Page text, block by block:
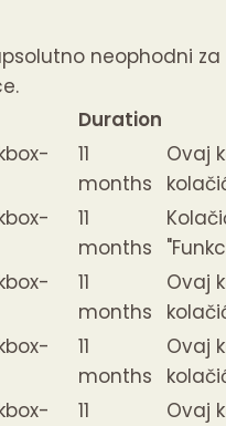
neophodni
Duration
11
months
Ovaj
11
months
11
months
Ovaj
11
months
Ovaj
11
Ovaj